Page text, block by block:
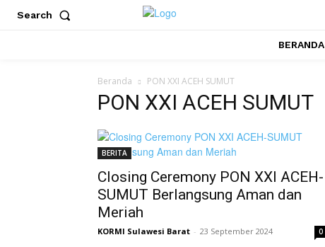
Search
BERANDA
Beranda PON XXI ACEH SUMUT
PON XXI ACEH SUMUT
BERITA
Closing Ceremony PON XXI ACEH-
SUMUT Berlangsung Aman dan
Meriah
KORMI Sulawesi Barat - 23 September 2024 0